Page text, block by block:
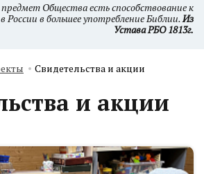
Общества есть способствование к
России в большее употребление Библии.Из
Устава РБО 1813г.
Свидетельства и акции
и акции